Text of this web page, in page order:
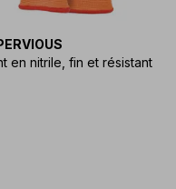
en nitrile, fin et résistant